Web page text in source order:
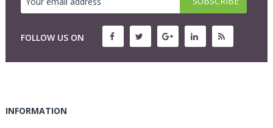
FOLLOW US ON
INFORMATION